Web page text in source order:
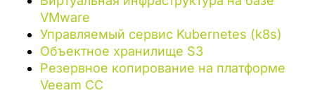
VMware
Управляемый сервис Kubernetes (k8s)
Объектное хранилище S3
Резервное копирование на платформе
Veeam CC